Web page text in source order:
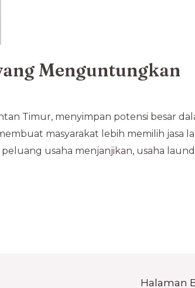
Menguntungkan
Timur, menyimpan potensi besar
masyarakat lebih memilih jasa
usaha menjanjikan, usaha
Halaman